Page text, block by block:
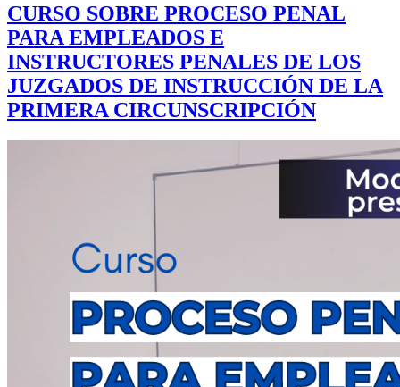
CURSO SOBRE PROCESO PENAL
PARA EMPLEADOS E
INSTRUCTORES PENALES DE LOS
JUZGADOS DE INSTRUCCIÓN DE LA
PRIMERA CIRCUNSCRIPCIÓN